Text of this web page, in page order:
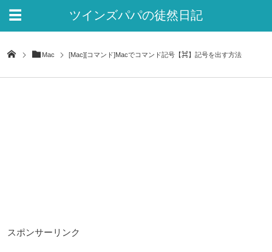
ツインズパパの徒然日記
Mac [Mac][コマンド]Macでコマンド記号【⌘】記号を出す方法
スポンサーリンク